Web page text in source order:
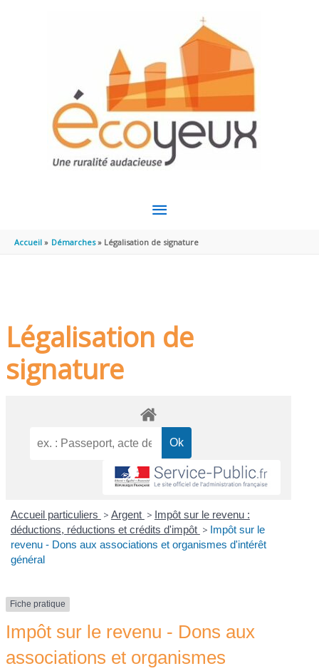
MENU
PRINCIPAL
Accueil Démarches Légalisation de signature
Légalisation de
signature
Accueil particuliers > Argent > Impôt sur le revenu :
déductions, réductions et crédits d'impôt > Impôt sur le
revenu - Dons aux associations et organismes d'intérêt
général
Fiche pratique
Impôt sur le revenu - Dons aux
associations et organismes